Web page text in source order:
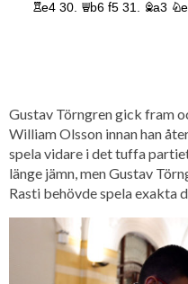
Gustav Törngren gick fram
William Olsson innan han
spela vidare i det tuffa
länge jämn, men Gustav
Rasti behövde spela exakta